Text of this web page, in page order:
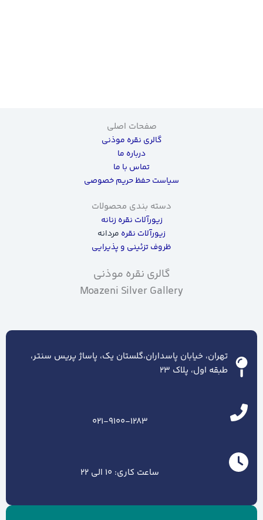
صفحات اصلی
گالری نقره موذنی
درباره ما
تماس با ما
سیاست حفظ حریم خصوصی
دسته بندی محصولات
زیورآلات نقره زنانه
زیورآلات نقره مردانه
ظروف تزئینی و پذیرایی
گالری نقره موذنی
Moazeni Silver Gallery
تهران، خیابان پاسداران،گلستان یک، پاساژ پریس سنتر،
طبقه اول، پلاک ۲۳
021-9100-1283
ساعت کاری: 10 الی 22